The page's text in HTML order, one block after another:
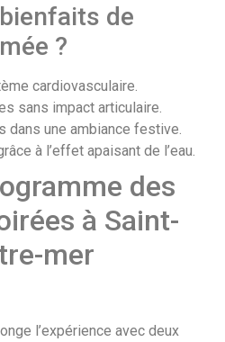
de
?
cardiovasculaire.
sans impact articulaire.
dans une ambiance festive.
à l’effet apaisant de l’eau.
des
à Saint-
mer
l’expérience avec deux